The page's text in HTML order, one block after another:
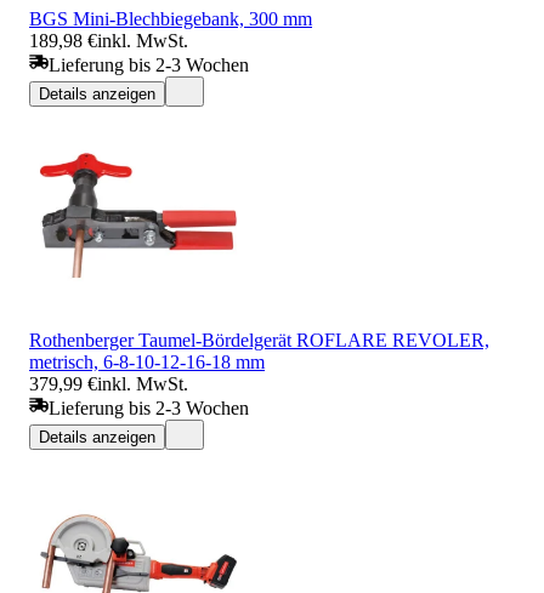
BGS Mini-Blechbiegebank, 300 mm
189,98 €inkl. MwSt.
Lieferung bis 2-3 Wochen
Details anzeigen
Rothenberger Taumel-Bördelgerät ROFLARE REVOLER,
metrisch, 6-8-10-12-16-18 mm
379,99 €inkl. MwSt.
Lieferung bis 2-3 Wochen
Details anzeigen